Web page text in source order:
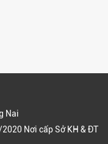
Nai
Nơi cấp Sở KH & ĐT